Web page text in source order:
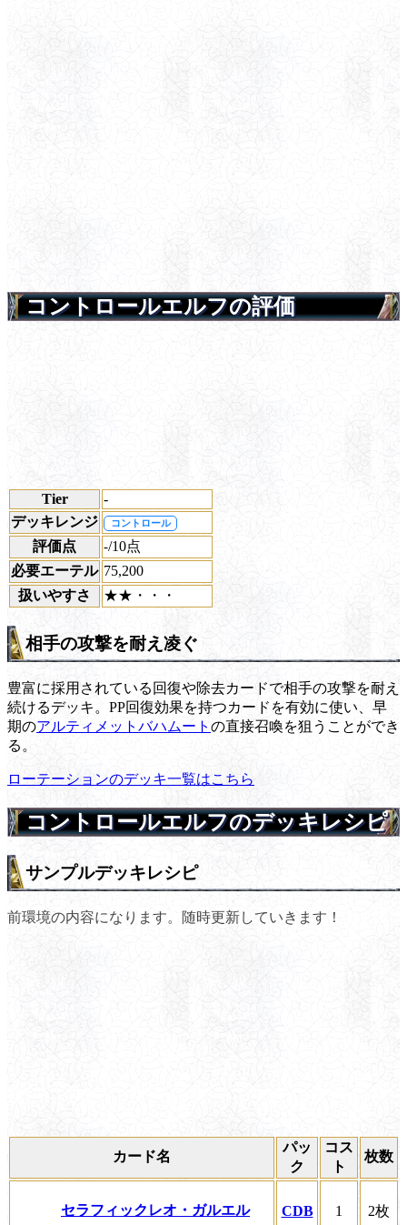
コントロールエルフの評価
Tier
-
デッキレンジ
コントロール
評価点 -/10点
必要エーテル 75,200
扱いやすさ
★★・・・
相手の攻撃を耐え凌ぐ
豊富に採用されている回復や除去カードで相手の攻撃を耐え
続けるデッキ。PP回復効果を持つカードを有効に使い、早
期のアルティメットバハムート の直接召喚を狙うことができ
る。
ローテーションのデッキ一覧はこちら
コントロールエルフのデッキレシピ
サンプルデッキレシピ
前環境の内容になります。随時更新していきます！
カード名
パッ
ク
コス
ト
枚数
セラフィックレオ・ガルエル CDB 1 2枚